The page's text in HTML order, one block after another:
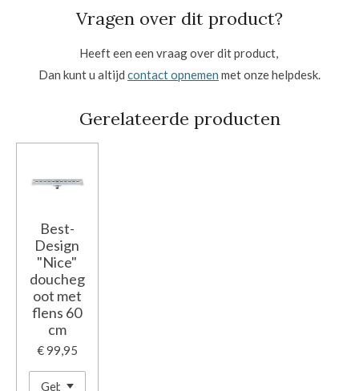
Vragen over dit product?
Heeft een een vraag over dit product,
Dan kunt u altijd contact opnemen met onze helpdesk.
Gerelateerde producten
Best-
Design
"Nice"
doucheg
oot met
flens 60
cm
€ 99,95